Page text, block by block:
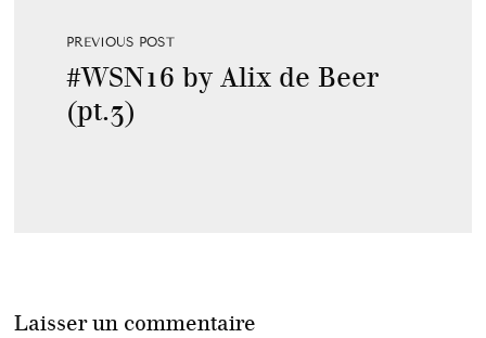
PREVIOUS POST
#WSN16 by Alix de Beer
(pt.3)
Laisser un commentaire